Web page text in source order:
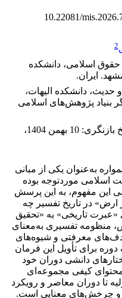
10.22081/
2
اسلامی، دانشکده
ایران.
دانشکده الیهات،
بنیاد پژوهش‌های اسلامی
بازنگری: 10 بهمن 1404
،
به‌عنوان یکی از مبانی
موردتوجه بوده
این مفهوم، به این پرسش
در تاریخ تفسیر چه
تاریخی» به «تحقیق
منظومه تفسیری به‌معنای
معرفتی و شیوه‌های
برای تأویل این فرمان
دانشی دوران خود
کیفی مجموعه‌ای
تا دوران معاصر و رویکرد
و چرخش‌های معنایی است.